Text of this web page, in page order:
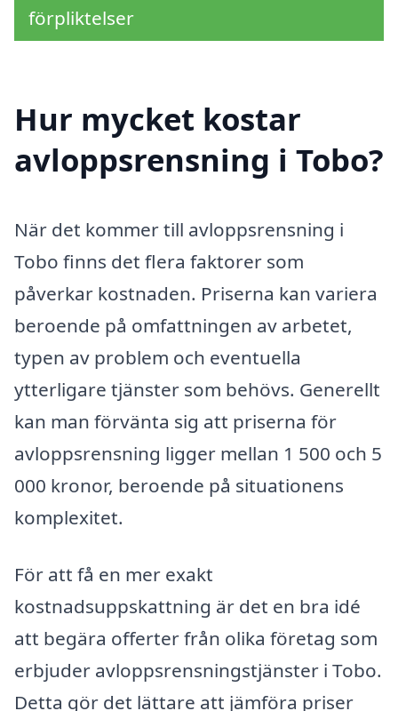
förpliktelser
Hur mycket kostar
avloppsrensning i Tobo?
När det kommer till avloppsrensning i
Tobo finns det flera faktorer som
påverkar kostnaden. Priserna kan variera
beroende på omfattningen av arbetet,
typen av problem och eventuella
ytterligare tjänster som behövs. Generellt
kan man förvänta sig att priserna för
avloppsrensning ligger mellan 1 500 och 5
000 kronor, beroende på situationens
komplexitet.
För att få en mer exakt
kostnadsuppskattning är det en bra idé
att begära offerter från olika företag som
erbjuder avloppsrensningstjänster i Tobo.
Detta gör det lättare att jämföra priser